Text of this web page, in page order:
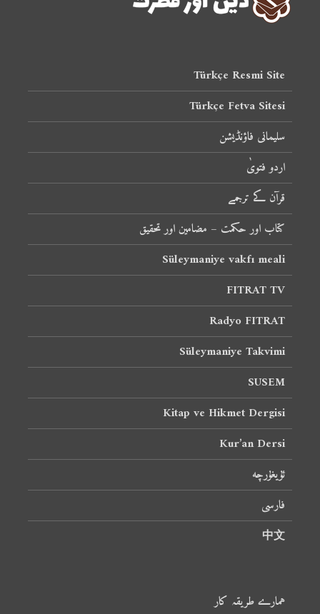
Türkçe Resmi Site
Türkçe Fetva Sitesi
سلیمانی فاؤنڈیشن
اردو فتویٰ
قرآن کے ترجمے
کتاب اور حکمت – مضامین اور تحقیق
Süleymaniye vakfı meali
FITRAT TV
Radyo FITRAT
Süleymaniye Takvimi
SUSEM
Kitap ve Hikmet Dergisi
Kur’an Dersi
ئۇيغۇرچە
فارسی
中文
ہمارے طریقہ کار